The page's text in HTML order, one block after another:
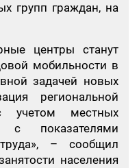
групп граждан, на
центры станут
мобильности в
задачей новых
региональной
учетом местных
показателями
– сообщил
населения